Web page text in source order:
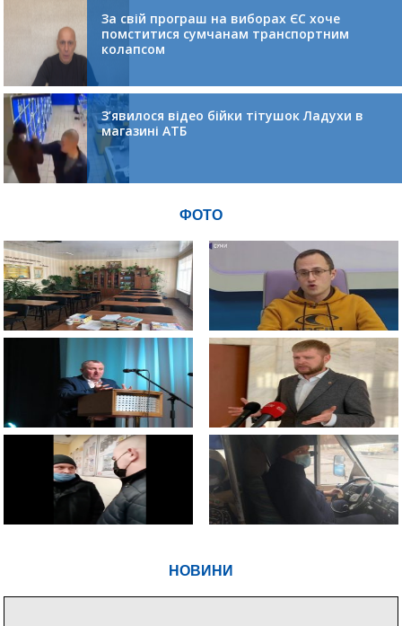
НОВИНИ
За свій програш на виборах ЄС хоче
помститися сумчанам транспортним
колапсом
З’явилося відео бійки тітушок Ладухи в
магазині АТБ
ФОТО